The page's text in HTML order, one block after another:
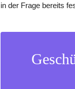
in der Frage bereits